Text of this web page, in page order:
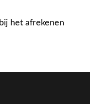
het afrekenen